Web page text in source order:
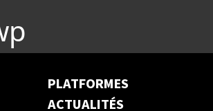
PLATFORMES
ACTUALITÉS